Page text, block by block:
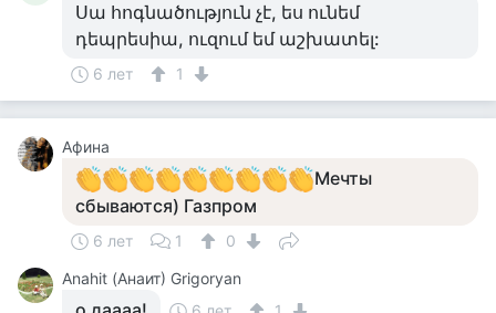
Սա հոգնածություն չէ, ես ունեմ
դեպրեսիա, ուզում եմ աշխատել:
6 лет 1
Афина
Мечты
сбываются) Газпром
6 лет 1
0
Anahit (Анаит) Grigoryan